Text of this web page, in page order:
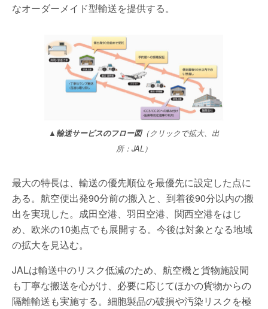
なオーダーメイド型輸送を提供する。
▲輸送サービスのフロー図（クリックで拡大、出
所：JAL）
最大の特長は、輸送の優先順位を最優先に設定した点に
ある。航空便出発90分前の搬入と、到着後90分以内の搬
出を実現した。成田空港、羽田空港、関西空港をはじ
め、欧米の10拠点でも展開する。今後は対象となる地域
の拡大を見込む。
JALは輸送中のリスク低減のため、航空機と貨物施設間
も丁寧な搬送を心がけ、必要に応じてほかの貨物からの
隔離輸送も実施する。細胞製品の破損や汚染リスクを極